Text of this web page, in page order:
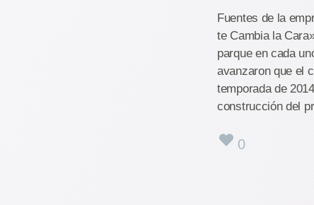
Fuentes de la
te Cambia la
parque en cada
avanzaron que el
temporada de
construcción del
0